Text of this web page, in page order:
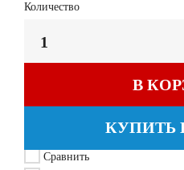
Количество
В
КУПИТЬ
Сравнить